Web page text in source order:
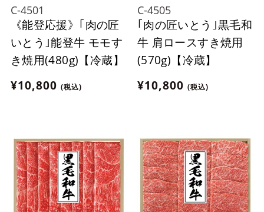
C-4501
《能登応援》｢肉の匠
いとう｣能登牛 モモす
き焼用(480g)【冷蔵】
¥10,800 (税込)
C-4505
｢肉の匠いとう｣黒毛和
牛 肩ロースすき焼用
(570g)【冷蔵】
¥10,800 (税込)